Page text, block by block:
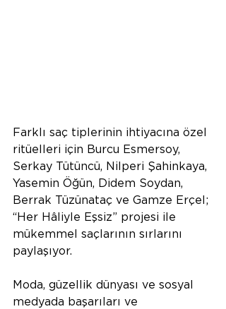
Farklı saç tiplerinin ihtiyacına özel
ritüelleri için Burcu Esmersoy,
Serkay Tütüncü, Nilperi Şahinkaya,
Yasemin Öğün, Didem Soydan,
Berrak Tüzünataç ve Gamze Erçel;
“Her Hâliyle Eşsiz” projesi ile
mükemmel saçlarının sırlarını
paylaşıyor.
Moda, güzellik dünyası ve sosyal
medyada başarıları ve